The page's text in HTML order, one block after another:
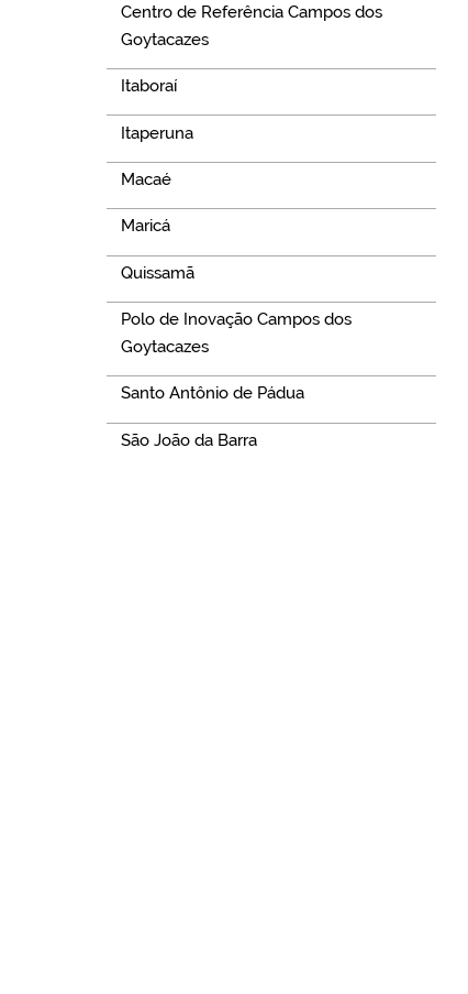
Centro de Referência Campos dos
Goytacazes
Itaboraí
Itaperuna
Macaé
Maricá
Quissamã
Polo de Inovação Campos dos
Goytacazes
Santo Antônio de Pádua
São João da Barra